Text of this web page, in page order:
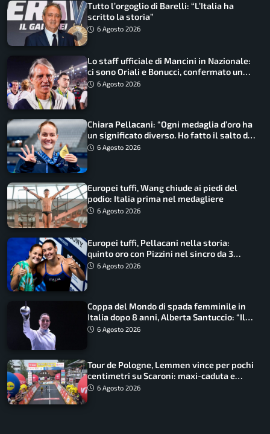
Tutto l’orgoglio di Barelli: “L’Italia ha
scritto la storia”
6 Agosto 2026
Lo staff ufficiale di Mancini in Nazionale:
ci sono Oriali e Bonucci, confermato un
ritorno
6 Agosto 2026
Chiara Pellacani: “Ogni medaglia d’oro ha
un significato diverso. Ho fatto il salto di
qualità”
6 Agosto 2026
Europei tuffi, Wang chiude ai piedi del
podio: Italia prima nel medagliere
6 Agosto 2026
Europei tuffi, Pellacani nella storia:
quinto oro con Pizzini nel sincro da 3
metri
6 Agosto 2026
Coppa del Mondo di spada femminile in
Italia dopo 8 anni, Alberta Santuccio: “Il
lavoro dà sempre i suoi frutti”
6 Agosto 2026
Tour de Pologne, Lemmen vince per pochi
centimetri su Scaroni: maxi-caduta e
tappa accorciata
6 Agosto 2026